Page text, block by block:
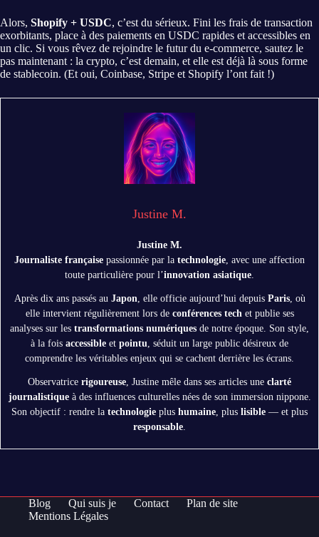
Alors, Shopify + USDC, c’est du sérieux. Fini les frais de transaction
exorbitants, place à des paiements en USDC rapides et accessibles en
un clic. Si vous rêvez de rejoindre le futur du e-commerce, sautez le
pas maintenant : la crypto, c’est demain, et elle est déjà là sous forme
de stablecoin. (Et oui, Coinbase, Stripe et Shopify l’ont fait !)
Justine M.
Justine M.
Journaliste française passionnée par la technologie, avec une affection
toute particulière pour l’innovation asiatique.
Après dix ans passés au Japon, elle officie aujourd’hui depuis Paris, où
elle intervient régulièrement lors de conférences techet publie ses
analyses sur les transformations numériques de notre époque. Son style,
à la fois accessible et pointu, séduit un large public désireux de
comprendre les véritables enjeux qui se cachent derrière les écrans.
Observatrice rigoureuse, Justine mêle dans ses articles une clarté
journalistiqueà des influences culturelles nées de son immersion nippone.
Son objectif : rendre la technologie plus humaine, plus lisible — et plus
responsable.
Blog Qui suis je Contact
Plan de site
Mentions Légales